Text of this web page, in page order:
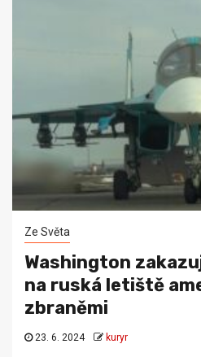
Ze Světa
Washington
na ruská letiště
zbraněmi
23. 6. 2024 kuryr